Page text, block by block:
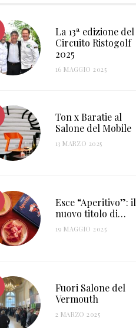
La 13ª edizione del
Circuito Ristogolf
2025
16 MAGGIO 2025
Ton x Baratie al
Salone del Mobile
13 MARZO 2025
Esce “Aperitivo”: il
nuovo titolo di…
19 MAGGIO 2025
Fuori Salone del
Vermouth
2 MARZO 2025